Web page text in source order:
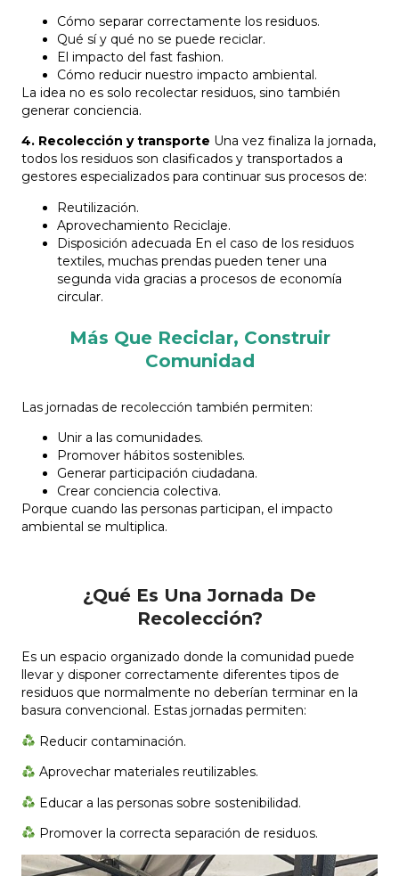
Cómo separar correctamente los residuos.
Qué sí y qué no se puede reciclar.
El impacto del fast fashion.
Cómo reducir nuestro impacto ambiental.
La idea no es solo recolectar residuos, sino también
generar conciencia.
4. Recolección y transporte Una vez finaliza la jornada,
todos los residuos son clasificados y transportados a
gestores especializados para continuar sus procesos de:
Reutilización.
Aprovechamiento Reciclaje.
Disposición adecuada En el caso de los residuos
textiles, muchas prendas pueden tener una
segunda vida gracias a procesos de economía
circular.
Más Que Reciclar, Construir
Comunidad
Las jornadas de recolección también permiten:
Unir a las comunidades.
Promover hábitos sostenibles.
Generar participación ciudadana.
Crear conciencia colectiva.
Porque cuando las personas participan, el impacto
ambiental se multiplica.
¿Qué Es Una Jornada De
Recolección?
Es un espacio organizado donde la comunidad puede
llevar y disponer correctamente diferentes tipos de
residuos que normalmente no deberían terminar en la
basura convencional. Estas jornadas permiten:
Reducir contaminación.
Aprovechar materiales reutilizables.
Educar a las personas sobre sostenibilidad.
Promover la correcta separación de residuos.